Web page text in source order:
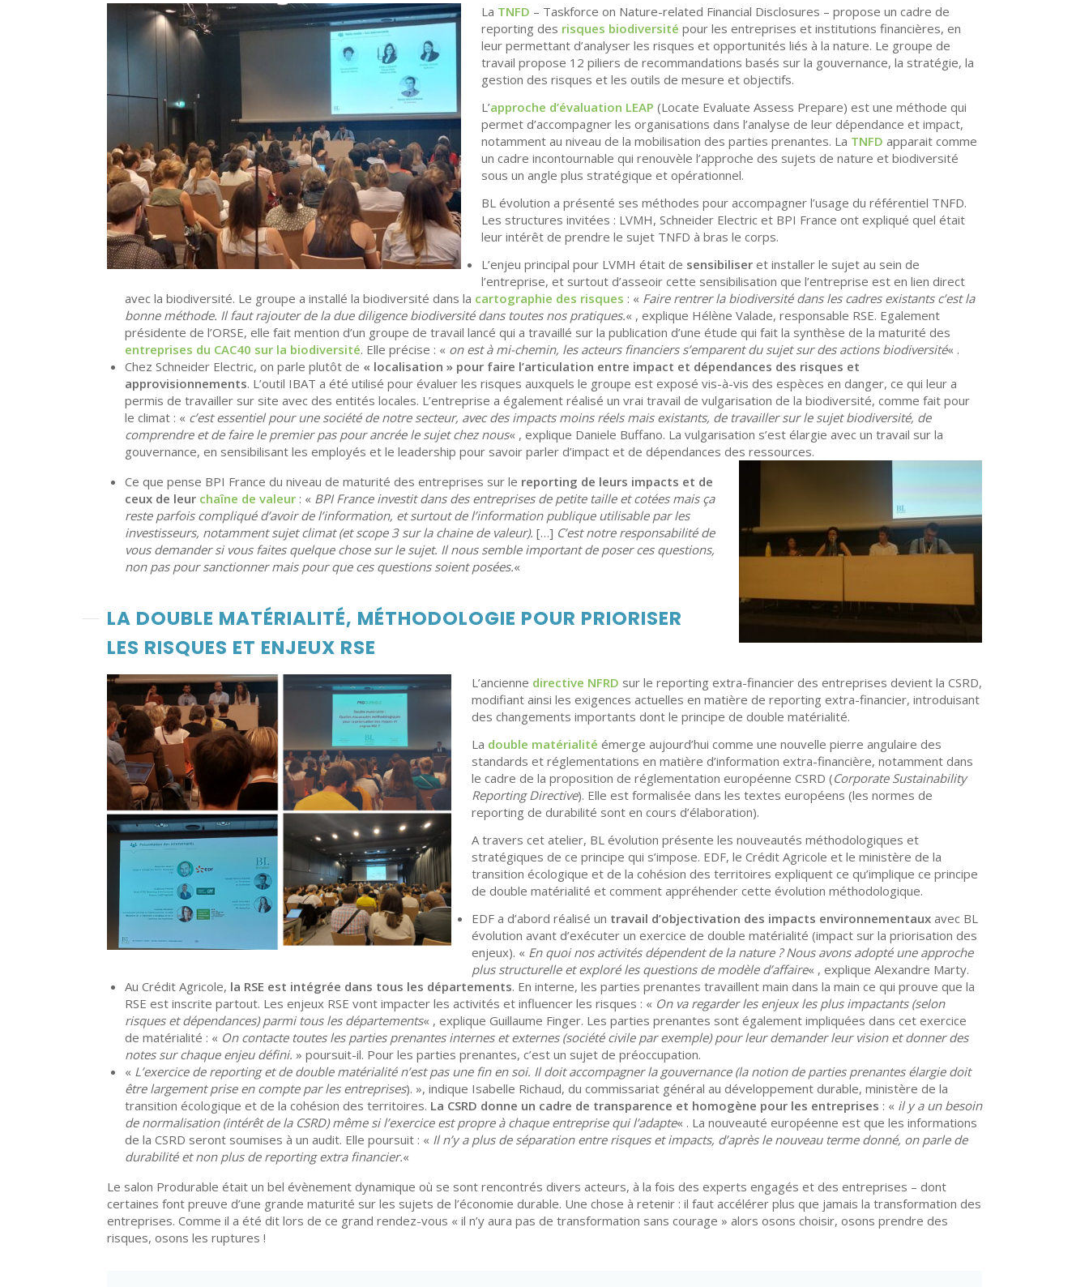
La TNFD – Taskforce on Nature-related Financial Disclosures – propose un cadre de
reporting des risques biodiversité pour les entreprises et institutions financières, en
leur permettant d’analyser les risques et opportunités liés à la nature. Le groupe de
travail propose 12 piliers de recommandations basés sur la gouvernance, la stratégie, la
gestion des risques et les outils de mesure et objectifs.
L’approche d’évaluation LEAP (Locate Evaluate Assess Prepare) est une méthode qui
permet d’accompagner les organisations dans l’analyse de leur dépendance et impact,
notamment au niveau de la mobilisation des parties prenantes. La TNFD apparait comme
un cadre incontournable qui renouvèle l’approche des sujets de nature et biodiversité
sous un angle plus stratégique et opérationnel.
BL évolution a présenté ses méthodes pour accompagner l’usage du référentiel TNFD.
Les structures invitées : LVMH, Schneider Electric et BPI France ont expliqué quel était
leur intérêt de prendre le sujet TNFD à bras le corps.
L’enjeu principal pour LVMH était de sensibiliser et installer le sujet au sein de
l’entreprise, et surtout d’asseoir cette sensibilisation que l’entreprise est en lien direct
avec la biodiversité. Le groupe a installé la biodiversité dans la cartographie des risques : « Faire rentrer la biodiversité dans les cadres existants c’est la
bonne méthode. Il faut rajouter de la due diligence biodiversité dans toutes nos pratiques.« , explique Hélène Valade, responsable RSE. Egalement
présidente de l’ORSE, elle fait mention d’un groupe de travail lancé qui a travaillé sur la publication d’une étude qui fait la synthèse de la maturité des
entreprises du CAC40 sur la biodiversité. Elle précise : « on est à mi-chemin, les acteurs financiers s’emparent du sujet sur des actions biodiversité« .
Chez Schneider Electric, on parle plutôt de « localisation » pour faire l’articulation entre impact et dépendances des risques et
approvisionnements. L’outil IBAT a été utilisé pour évaluer les risques auxquels le groupe est exposé vis-à-vis des espèces en danger, ce qui leur a
permis de travailler sur site avec des entités locales. L’entreprise a également réalisé un vrai travail de vulgarisation de la biodiversité, comme fait pour
le climat : « c’est essentiel pour une société de notre secteur, avec des impacts moins réels mais existants, de travailler sur le sujet biodiversité, de
comprendre et de faire le premier pas pour ancrée le sujet chez nous« , explique Daniele Buffano. La vulgarisation s’est élargie avec un travail sur la
gouvernance, en sensibilisant les employés et le leadership pour savoir parler d’impact et de dépendances des ressources.
Ce que pense BPI France du niveau de maturité des entreprises sur le reporting de leurs impacts et de
ceux de leur chaîne de valeur : « BPI France investit dans des entreprises de petite taille et cotées mais ça
reste parfois compliqué d’avoir de l’information, et surtout de l’information publique utilisable par les
investisseurs, notamment sujet climat (et scope 3 sur la chaine de valeur). […] C’est notre responsabilité de
vous demander si vous faites quelque chose sur le sujet. Il nous semble important de poser ces questions,
non pas pour sanctionner mais pour que ces questions soient posées.«
LA DOUBLE MATÉRIALITÉ, MÉTHODOLOGIE POUR PRIORISER
LES RISQUES ET ENJEUX RSE
L’ancienne directive NFRD sur le reporting extra-financier des entreprises devient la CSRD,
modifiant ainsi les exigences actuelles en matière de reporting extra-financier, introduisant
des changements importants dont le principe de double matérialité.
La double matérialité émerge aujourd’hui comme une nouvelle pierre angulaire des
standards et réglementations en matière d’information extra-financière, notamment dans
le cadre de la proposition de réglementation européenne CSRD (Corporate Sustainability
Reporting Directive). Elle est formalisée dans les textes européens (les normes de
reporting de durabilité sont en cours d’élaboration).
A travers cet atelier, BL évolution présente les nouveautés méthodologiques et
stratégiques de ce principe qui s’impose. EDF, le Crédit Agricole et le ministère de la
transition écologique et de la cohésion des territoires expliquent ce qu’implique ce principe
de double matérialité et comment appréhender cette évolution méthodologique.
EDF a d’abord réalisé un travail d’objectivation des impacts environnementaux avec BL
évolution avant d’exécuter un exercice de double matérialité (impact sur la priorisation des
enjeux). « En quoi nos activités dépendent de la nature ? Nous avons adopté une approche
plus structurelle et exploré les questions de modèle d’affaire« , explique Alexandre Marty.
Au Crédit Agricole, la RSE est intégrée dans tous les départements. En interne, les parties prenantes travaillent main dans la main ce qui prouve que la
RSE est inscrite partout. Les enjeux RSE vont impacter les activités et influencer les risques : « On va regarder les enjeux les plus impactants (selon
risques et dépendances) parmi tous les départements« , explique Guillaume Finger. Les parties prenantes sont également impliquées dans cet exercice
de matérialité : « On contacte toutes les parties prenantes internes et externes (société civile par exemple) pour leur demander leur vision et donner des
notes sur chaque enjeu défini. » poursuit-il. Pour les parties prenantes, c’est un sujet de préoccupation.
« L’exercice de reporting et de double matérialité n’est pas une fin en soi. Il doit accompagner la gouvernance (la notion de parties prenantes élargie doit
être largement prise en compte par les entreprises). », indique Isabelle Richaud, du commissariat général au développement durable, ministère de la
transition écologique et de la cohésion des territoires. La CSRD donne un cadre de transparence et homogène pour les entreprises : « il y a un besoin
de normalisation (intérêt de la CSRD) même si l’exercice est propre à chaque entreprise qui l’adapte« . La nouveauté européenne est que les informations
de la CSRD seront soumises à un audit. Elle poursuit : « Il n’y a plus de séparation entre risques et impacts, d’après le nouveau terme donné, on parle de
durabilité et non plus de reporting extra financier.«
Le salon Produrable était un bel évènement dynamique où se sont rencontrés divers acteurs, à la fois des experts engagés et des entreprises – dont
certaines font preuve d’une grande maturité sur les sujets de l’économie durable. Une chose à retenir : il faut accélérer plus que jamais la transformation des
entreprises. Comme il a été dit lors de ce grand rendez-vous « il n’y aura pas de transformation sans courage » alors osons choisir, osons prendre des
risques, osons les ruptures !